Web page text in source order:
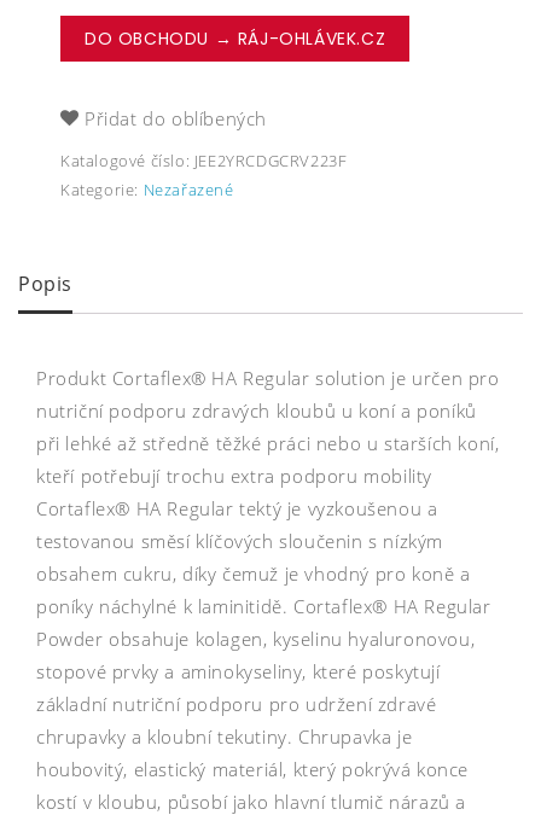
DO OBCHODU → RÁJ-OHLÁVEK.CZ
Přidat do oblíbených
Katalogové číslo: JEE2YRCDGCRV223F
Kategorie: Nezařazené
Popis
Produkt Cortaflex® HA Regular solution je určen pro
nutriční podporu zdravých kloubů u koní a poníků
při lehké až středně těžké práci nebo u starších koní,
kteří potřebují trochu extra podporu mobility
Cortaflex® HA Regular tektý je vyzkoušenou a
testovanou směsí klíčových sloučenin s nízkým
obsahem cukru, díky čemuž je vhodný pro koně a
poníky náchylné k laminitidě. Cortaflex® HA Regular
Powder obsahuje kolagen, kyselinu hyaluronovou,
stopové prvky a aminokyseliny, které poskytují
základní nutriční podporu pro udržení zdravé
chrupavky a kloubní tekutiny. Chrupavka je
houbovitý, elastický materiál, který pokrývá konce
kostí v kloubu, působí jako hlavní tlumič nárazů a